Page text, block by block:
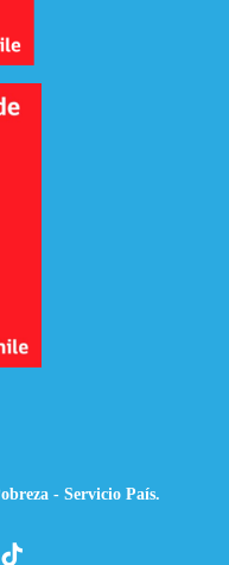
- Servicio País.
tiktok